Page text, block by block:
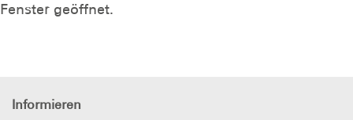
Fenster geöffnet.
Informieren